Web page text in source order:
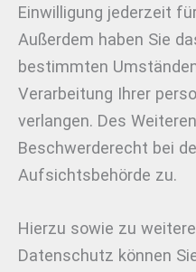
Einwilligung jederzeit
Außerdem haben Sie
bestimmten
Verarbeitung Ihrer
verlangen. Des
Beschwerderecht bei
Aufsichtsbehörde zu.
Hierzu sowie zu
Datenschutz können